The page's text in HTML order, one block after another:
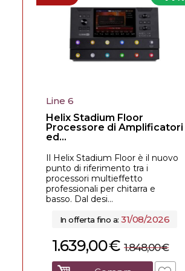
Line 6
Helix Stadium Floor
Processore di Amplificatori
ed...
Il Helix Stadium Floor è il nuovo
punto di riferimento tra i
processori multieffetto
professionali per chitarra e
basso. Dal desi...
In offerta fino a:31/08/2026
€
1.639,00 €
1.848,00